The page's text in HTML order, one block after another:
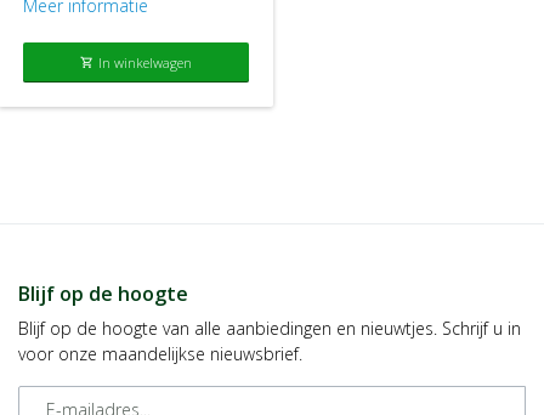
Meer informatie
shopping_cart In winkelwagen
Blijf op de hoogte
Blijf op de hoogte van alle aanbiedingen en nieuwtjes. Schrijf u in
voor onze maandelijkse nieuwsbrief.
E-mailadres